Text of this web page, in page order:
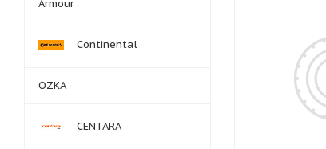
Armour
Continental
OZKA
CENTARA